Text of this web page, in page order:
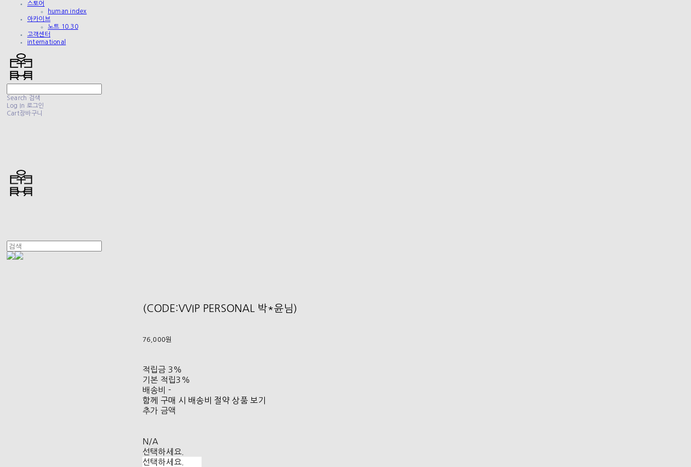
스토어
human index
아카이브
노트 10.30
고객센터
international
Search 검색
Log In 로그인
Cart장바구니
(CODE:VVIP PERSONAL 박*윤님)
76,000원
적립금 3%
기본 적립3%
배송비 -
함께 구매 시 배송비 절약 상품 보기
추가 금액
N/A
선택하세요.
선택하세요.